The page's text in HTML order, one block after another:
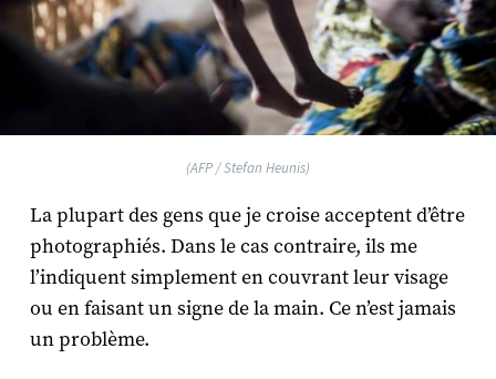
(AFP / Stefan Heunis)
La plupart des gens que je croise acceptent d’être
photographiés. Dans le cas contraire, ils me
l’indiquent simplement en couvrant leur visage
ou en faisant un signe de la main. Ce n’est jamais
un problème.